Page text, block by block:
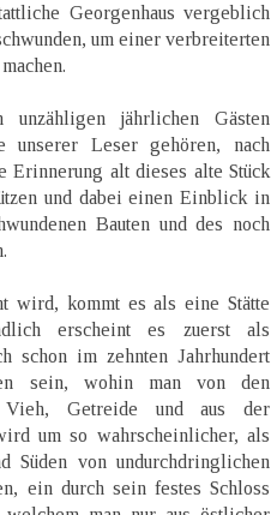
Georgenhaus vergeblich
um einer verbreiterten
jährlichen Gästen
unserer Leser gehören, nach
Erinnerung alt dieses alte Stück
und dabei einen Einblick in
Bauten und des noch
wird, kommt es als eine Stätte
erscheint es zuerst als
schon im zehnten Jahrhundert
sein, wohin man von den
Vieh, Getreide und aus der
um so wahrscheinlicher, als
Süden von undurchdringlichen
ein durch sein festes Schloss